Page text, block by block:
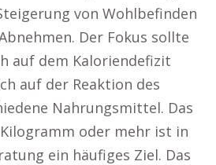
von Wohlbefinden
Der Fokus sollte
auf dem Kaloriendefizit
auf der Reaktion des
Nahrungsmittel. Das
oder mehr ist in
ein häufiges Ziel. Das